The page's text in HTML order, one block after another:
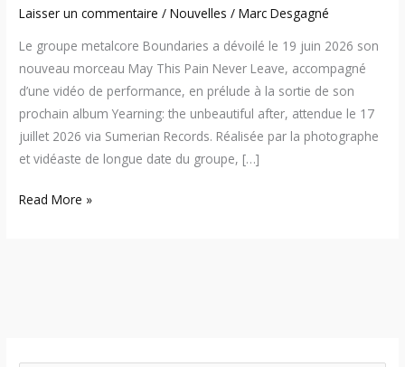
Laisser un commentaire /Nouvelles /Marc Desgagné
Le groupe metalcore Boundaries a dévoilé le 19 juin 2026 son
nouveau morceau May This Pain Never Leave, accompagné
d’une vidéo de performance, en prélude à la sortie de son
prochain album Yearning: the unbeautiful after, attendue le 17
juillet 2026 via Sumerian Records. Réalisée par la photographe
et vidéaste de longue date du groupe, […]
Read More »